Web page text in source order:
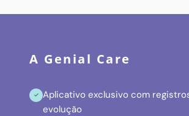
A Genial Care
Aplicativo exclusivo com
evolução